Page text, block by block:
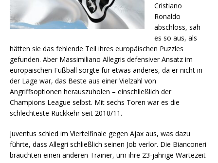
Cristiano
Ronaldo
abschloss, sah
es so aus, als
hätten sie das fehlende Teil ihres europäischen Puzzles
gefunden. Aber Massimiliano Allegris defensiver Ansatz im
europäischen Fußball sorgte für etwas anderes, da er nicht in
der Lage war, das Beste aus einer Vielzahl von
Angriffsoptionen herauszuholen – einschließlich der
Champions League selbst. Mit sechs Toren war es die
schlechteste Rückkehr seit 2010/11.
Juventus schied im Viertelfinale gegen Ajax aus, was dazu
führte, dass Allegri schließlich seinen Job verlor. Die Bianconeri
brauchten einen anderen Trainer, um ihre 23-jährige Wartezeit